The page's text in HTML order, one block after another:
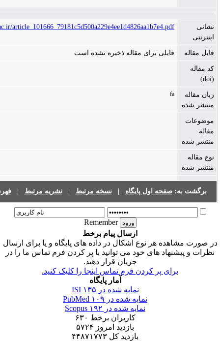
https://ijpps.ut.ac.ir/
برای مقاله ذخیره نشده است
صفحه اول پایگاه|نسخه مرتبط |نشریه مرتبط |فهرست نشریات
Remember
ارسال پیام برخط
هر نوع اشکال در داده های پایگاه و یا برای ارسال
های خود می توانید با پر کردن فرم تماس ما را در
جریان قرار دهید.
پر کردن فرم تماس اینجا را کلیک کنید.
۱۳۵
۱۰۹
۱۹۲
کاربران برخط۶۳۰
۵۷۲۴
۴۴۸۷۱۷۷۳